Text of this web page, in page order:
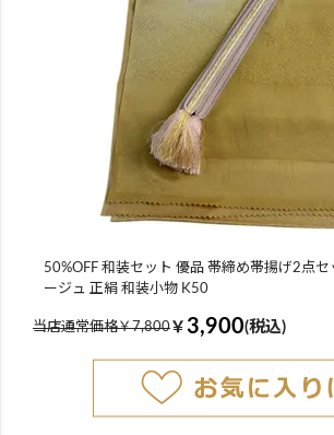
50%OFF 和装セット 優品 帯締め帯揚げ2点セ
ージュ 正絹 和装小物 K50
当店通常価格￥7,800￥ 3,900(税込)